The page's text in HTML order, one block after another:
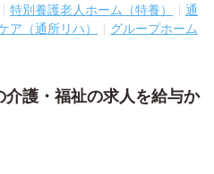
特別養護老人ホーム（特養）
通
ア（通所リハ）
グループホーム
護・福祉の求人を給与か